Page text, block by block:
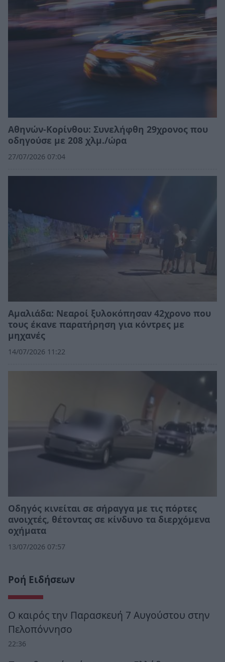
Αθηνών-Κορίνθου: Συνελήφθη 29χρονος που
οδηγούσε με 208 χλμ./ώρα
27/07/2026 07:04
Αμαλιάδα: Νεαροί ξυλοκόπησαν 42χρονο που
τους έκανε παρατήρηση για κόντρες με
μηχανές
14/07/2026 11:22
Οδηγός κινείται σε σήραγγα με τις πόρτες
ανοιχτές, θέτοντας σε κίνδυνο τα διερχόμενα
οχήματα
13/07/2026 07:57
Ροή Ειδήσεων
Ο καιρός την Παρασκευή 7 Αυγούστου στην
Πελοπόννησο
22:36